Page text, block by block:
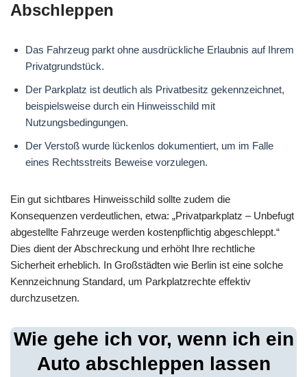
Abschleppen
Das Fahrzeug parkt ohne ausdrückliche Erlaubnis auf Ihrem
Privatgrundstück.
Der Parkplatz ist deutlich als Privatbesitz gekennzeichnet,
beispielsweise durch ein Hinweisschild mit
Nutzungsbedingungen.
Der Verstoß wurde lückenlos dokumentiert, um im Falle
eines Rechtsstreits Beweise vorzulegen.
Ein gut sichtbares Hinweisschild sollte zudem die
Konsequenzen verdeutlichen, etwa: „Privatparkplatz – Unbefugt
abgestellte Fahrzeuge werden kostenpflichtig abgeschleppt.“
Dies dient der Abschreckung und erhöht Ihre rechtliche
Sicherheit erheblich. In Großstädten wie Berlin ist eine solche
Kennzeichnung Standard, um Parkplatzrechte effektiv
durchzusetzen.
Wie gehe ich vor, wenn ich ein
Auto abschleppen lassen